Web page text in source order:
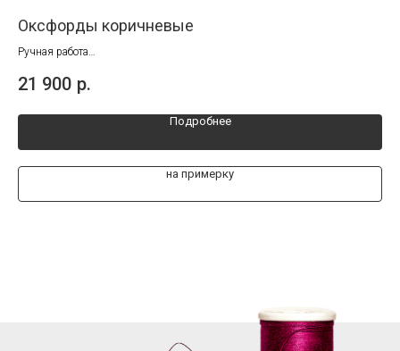
Оксфорды коричневые
Ручная работа
21 900 р.
Подробнее
на примерку